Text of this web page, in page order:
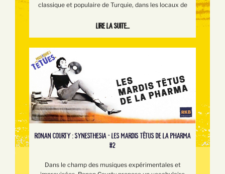
classique et populaire de Turquie, dans les locaux de
Lire la suite...
RONAN COURTY : SYNESTHESIA - LES MARDIS TÊTUS DE LA PHARMA
#2
Dans le champ des musiques expérimentales et